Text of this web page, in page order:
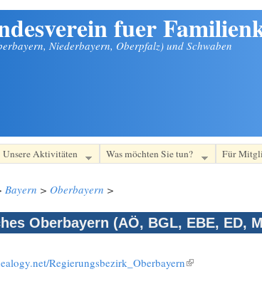
fuer
Niederbayern, Oberpfalz) und Schwaben
Unsere Aktivitäten Was möchten Sie tun? Für
Bayern > Oberbayern >
Oberbayern (AÖ, BGL, EBE, ED,
Regierungsbezirk_Oberbayern(Link ist extern)